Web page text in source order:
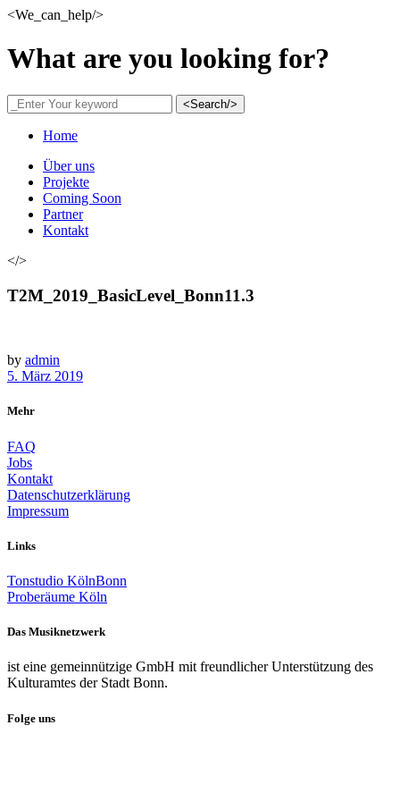
<We_can_help/>
What are you looking for?
<Search/>
Home
Über uns
Projekte
Coming Soon
Partner
Kontakt
</>
T2M_2019_BasicLevel_Bonn11.3
by admin
5. März 2019
Mehr
FAQ
Jobs
Kontakt
Datenschutzerklärung
Impressum
Links
Tonstudio KölnBonn
Proberäume Köln
Das Musiknetzwerk
ist eine gemeinnützige GmbH mit freundlicher Unterstützung des
Kulturamtes der Stadt Bonn.
Folge uns